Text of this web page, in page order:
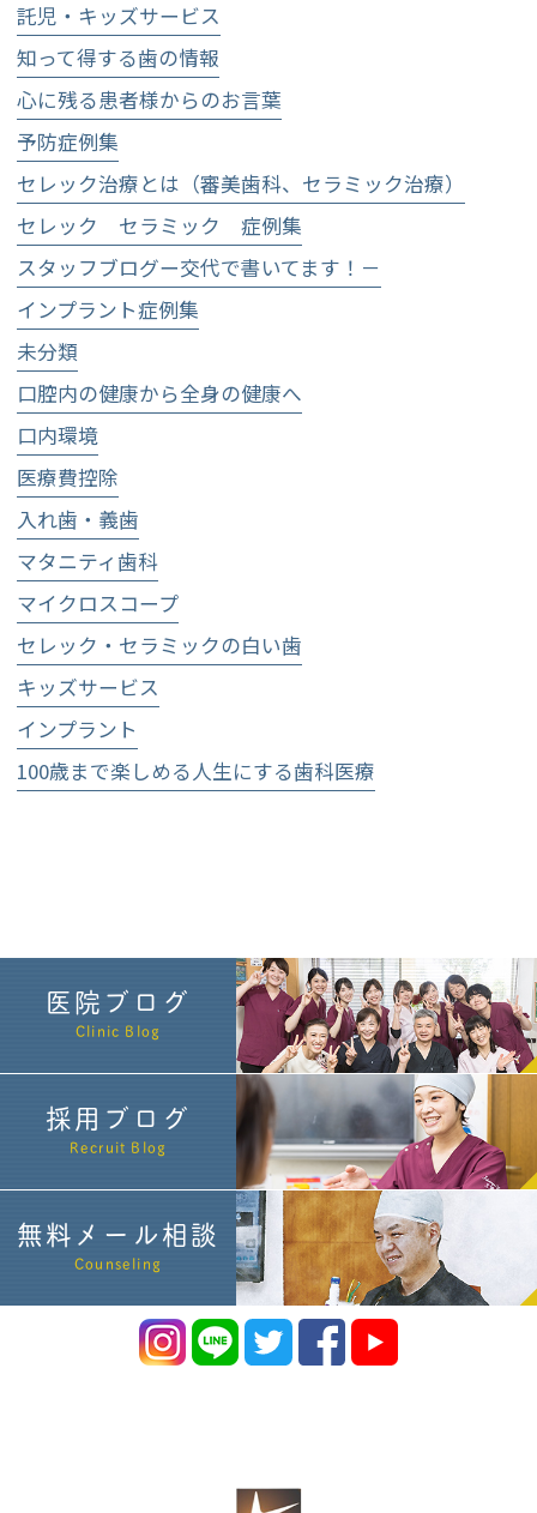
託児・キッズサービス
知って得する歯の情報
心に残る患者様からのお言葉
予防症例集
セレック治療とは（審美歯科、セラミック治療）
セレック セラミック 症例集
スタッフブログー交代で書いてます！－
インプラント症例集
未分類
口腔内の健康から全身の健康へ
口内環境
医療費控除
入れ歯・義歯
マタニティ歯科
マイクロスコープ
セレック・セラミックの白い歯
キッズサービス
インプラント
100歳まで楽しめる人生にする歯科医療
医院ブログ
Clinic Blog
採用ブログ
Recruit Blog
無料メール相談
Counseling